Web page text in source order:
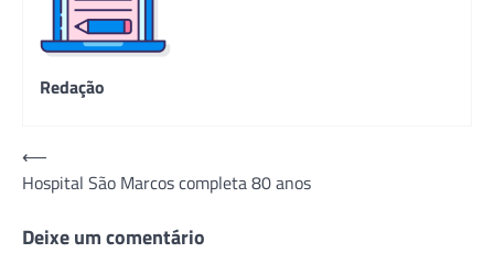
Redação
Navegação
de
Post
⟵
Hospital São Marcos completa 80 anos
Deixe um comentário